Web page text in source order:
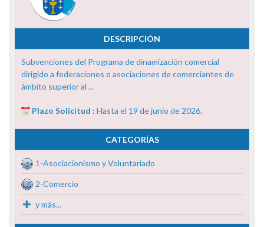
DESCRIPCIÓN
Subvenciones del Programa de dinamización comercial
dirigido a federaciones o asociaciones de comerciantes de
ámbito superior al ...
Plazo Solicitud : Hasta el 19 de junio de 2026.
CATEGORÍAS
1-Asociacionismo y Voluntariado
2-Comercio
y más...